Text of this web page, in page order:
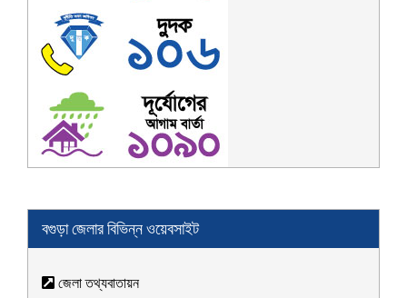
বগুড়া জেলার বিভিন্ন ওয়েবসাইট
জেলা তথ্যবাতায়ন